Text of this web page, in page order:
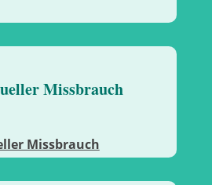
Missbrauch
Missbrauch